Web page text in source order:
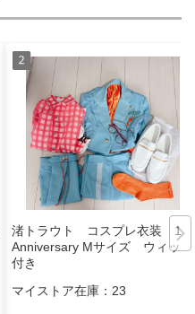
渚トラウト コスプレ衣装 1st
Anniversary Mサイズ ウィッグ
付き
マイストア在庫： 23